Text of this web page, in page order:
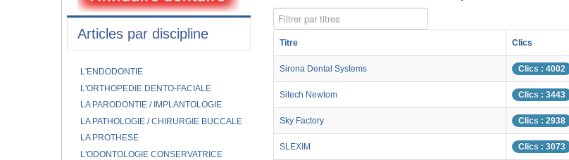
Filtrer par titres
Titre Clics
Sirona Dental Systems Clics : 4002
Sitech Newtom Clics : 3443
Sky Factory Clics : 2938
SLEXIM Clics : 3073
Articles par discipline
L'ENDODONTIE
L'ORTHOPEDIE DENTO-FACIALE
LA PARODONTIE / IMPLANTOLOGIE
LA PATHOLOGIE / CHIRURGIE BUCCALE
LA PROTHESE
L'ODONTOLOGIE CONSERVATRICE